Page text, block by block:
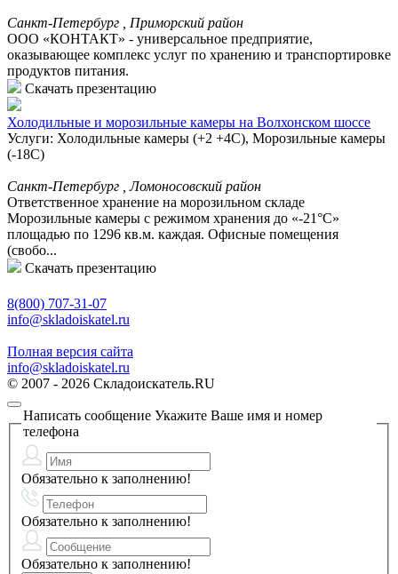
Санкт-Петербург , Приморский район
ООО «КОНТАКТ» - универсальное предприятие,
оказывающее комплекс услуг по хранению и транспортировке
продуктов питания.
Скачать презентацию
Холодильные и морозильные камеры на Волхонском шоссе
Услуги: Холодильные камеры (+2 +4С), Морозильные камеры
(-18С)
Санкт-Петербург , Ломоносовский район
Ответственное хранение на морозильном складе
Морозильные камеры с режимом хранения до «-21°С»
площадью по 1296 кв.м. каждая. Офисные помещения
(свобо...
Скачать презентацию
8(800) 707-31-07
info@skladoiskatel.ru
Полная версия сайта
info@skladoiskatel.ru
© 2007 - 2026 Складоискатель.RU
Написать сообщение Укажите Ваше имя и номер
телефона
Обязательно к заполнению!
Обязательно к заполнению!
Обязательно к заполнению!